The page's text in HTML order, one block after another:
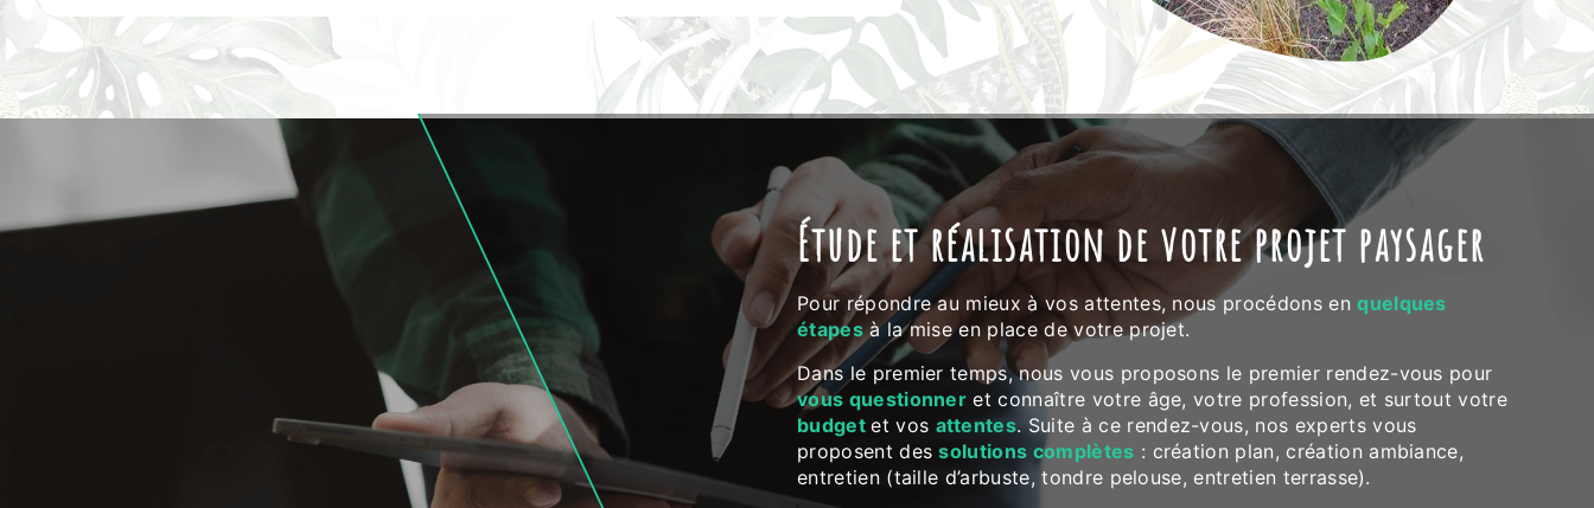
Étude et réalisation de votre projet paysager
Pour répondre au mieux à vos attentes, nous procédons enquelques
étapesà la mise en place de votre projet.
Dans le premier temps, nous vous proposons le premier rendez-vous pour
vous questionner et connaître votre âge, votre profession, et surtout votre
budgetet vos attentes. Suite à ce rendez-vous, nos experts vous
proposent dessolutions complètes : création plan, création ambiance,
entretien (taille d’arbuste, tondre pelouse, entretien terrasse).